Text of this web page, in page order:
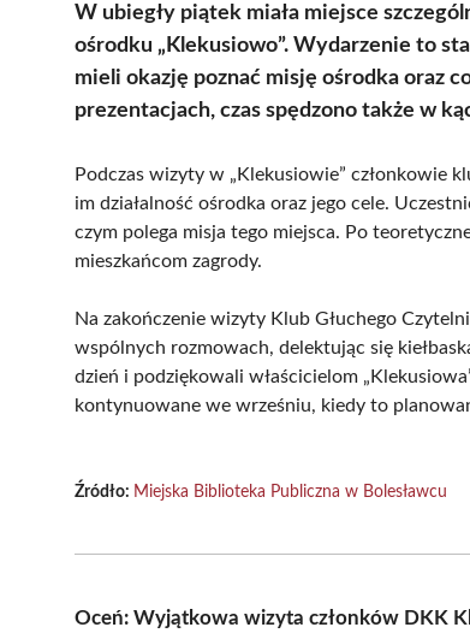
W ubiegły piątek miała miejsce
ośrodku „Klekusiowo”. Wydarzenie to
mieli okazję poznać misję ośrodka oraz
prezentacjach, czas spędzono także w
Podczas wizyty w „Klekusiowie” członkowie
im działalność ośrodka oraz jego cele.
czym polega misja tego miejsca. Po
mieszkańcom zagrody.
Na zakończenie wizyty Klub Głuchego
wspólnych rozmowach, delektując się
dzień i podziękowali właścicielom
kontynuowane we wrześniu, kiedy to
Źródło: Miejska Biblioteka Publiczna w Bolesławcu
Oceń: Wyjątkowa wizyta członków DKK